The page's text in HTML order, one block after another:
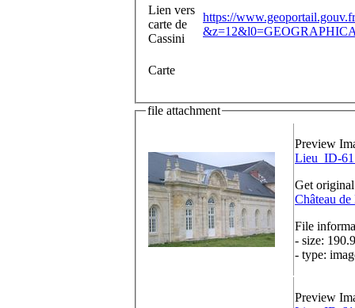
Lien vers
carte de
Cassini
https://
Carte
file attachment
Preview
Lieu_ID-
Get
Château
File
- size:
- type:
Preview